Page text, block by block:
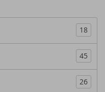
18
45
26
Development with CI
added - Getting to
in Louisville: a success and a